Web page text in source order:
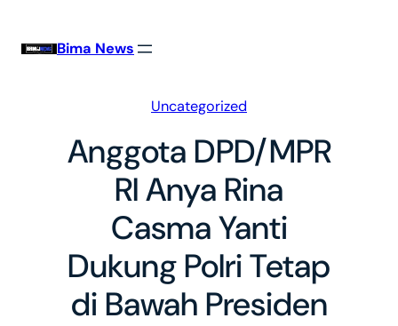
Bima News
Uncategorized
Anggota DPD/MPR
RI Anya Rina
Casma Yanti
Dukung Polri Tetap
di Bawah Presiden